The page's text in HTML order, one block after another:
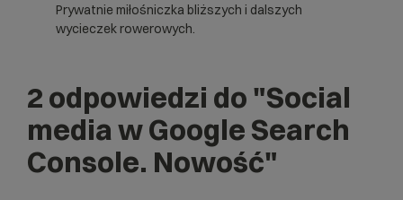
Prywatnie miłośniczka bliższych i dalszych
wycieczek rowerowych.
2 odpowiedzi do "Social
media w Google Search
Console. Nowość"